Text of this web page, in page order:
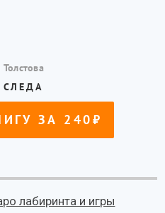
лабиринта и игры